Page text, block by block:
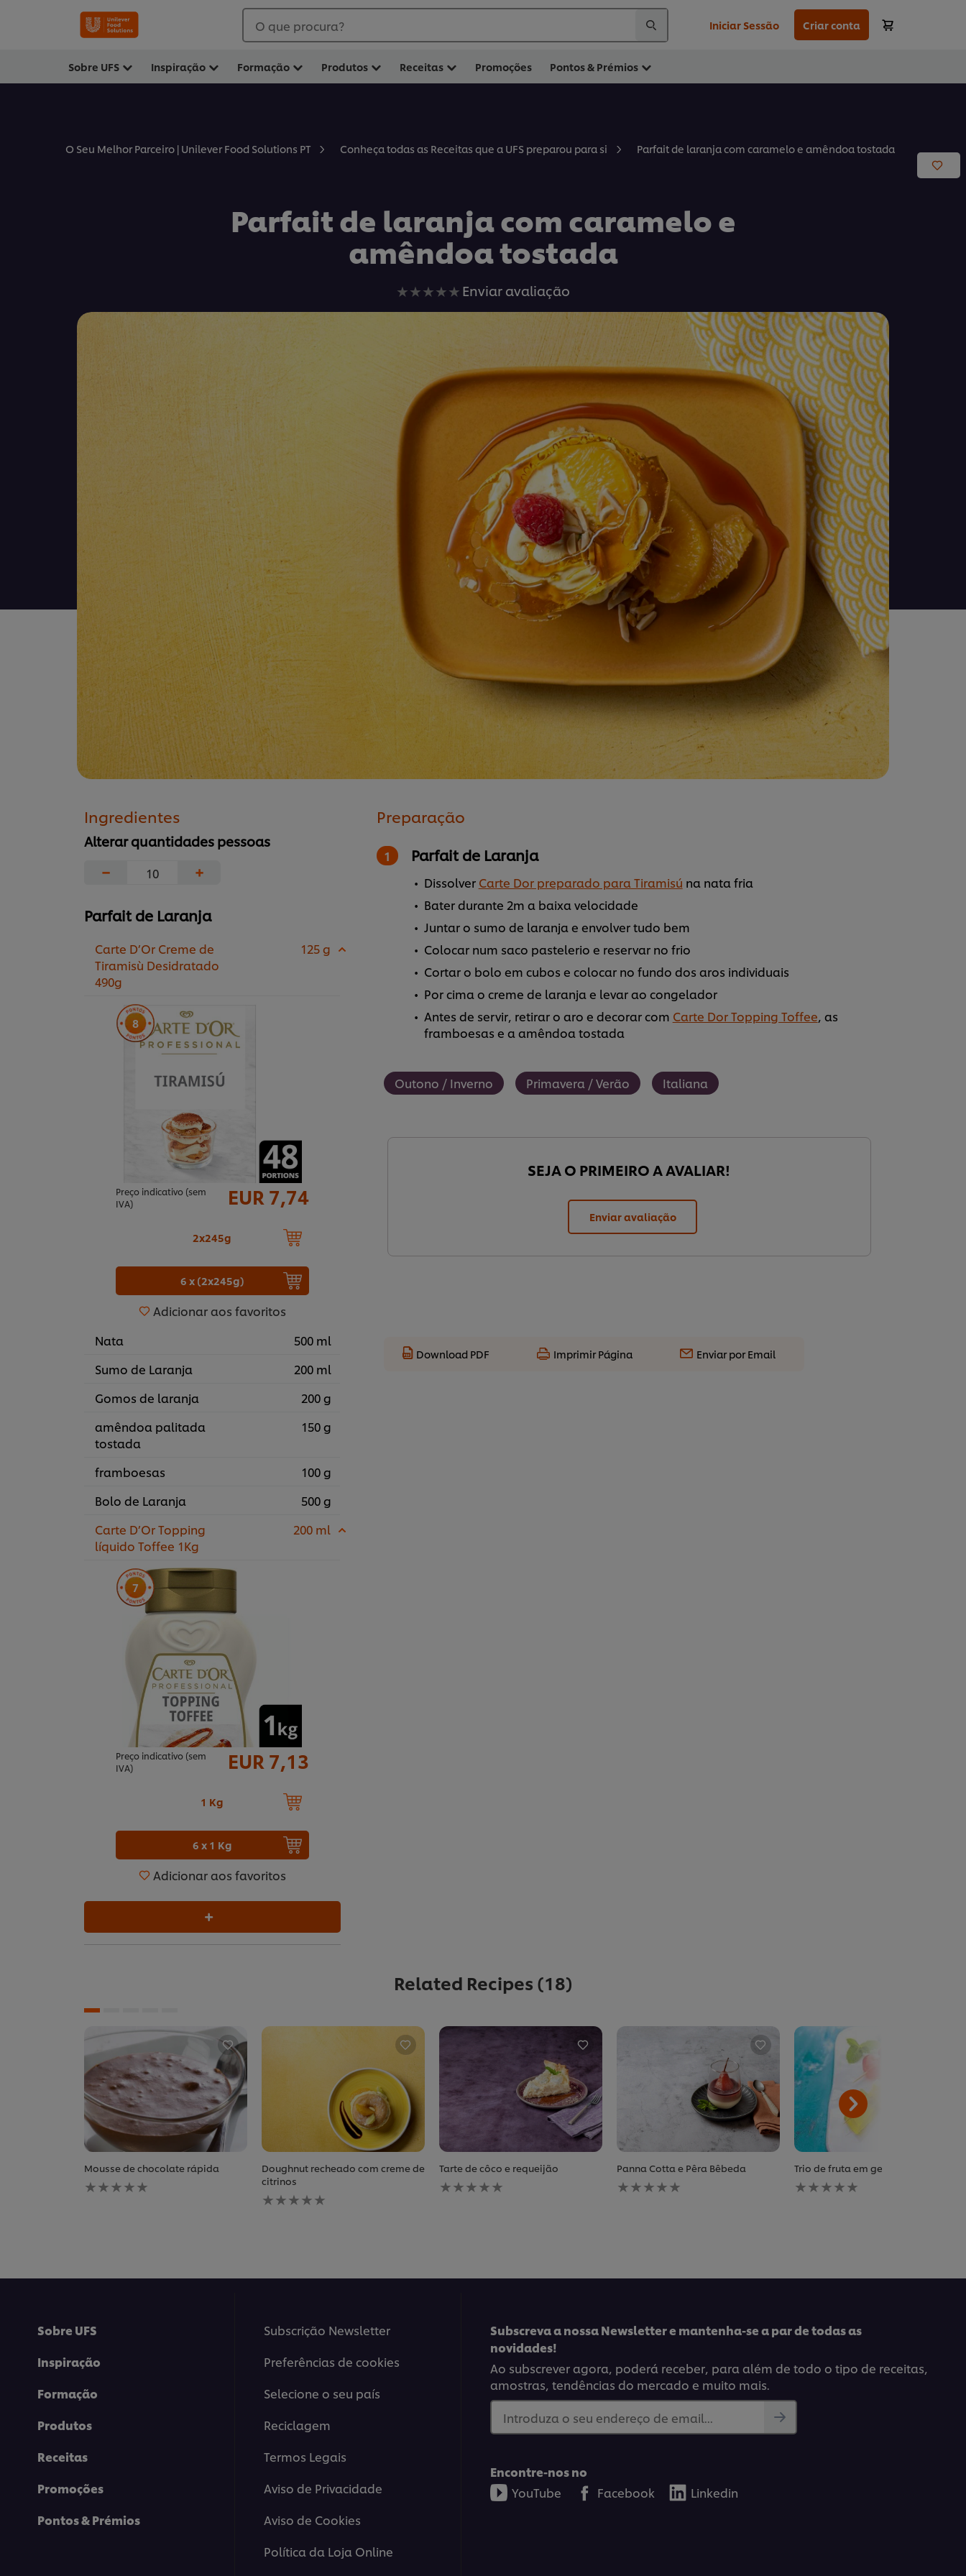
O que procura? Iniciar Sessão Criar conta
Sobre UFS Inspiração Formação Produtos Receitas Promoções Pontos & Prémios
O Seu Melhor Parceiro | Unilever Food Solutions PT Conheça todas as Receitas que a UFS preparou para si Parfait de laranja com caramelo e amêndoa tostada
Parfait de laranja com caramelo e
amêndoa tostada
Nenhuma
avaliação
enviada
para
este
recipe
Enviar avaliação
Ingredientes
Alterar quantidades pessoas
− +
Parfait de Laranja
Carte D’Or Creme de
Tiramisù Desidratado
490g
125 g
8
Preço indicativo (sem
IVA)
EUR 7,74
2x245g
6 x (2x245g)
Adicionar aos favoritos
Nata
500 ml
Sumo de Laranja
200 ml
Gomos de laranja
200 g
amêndoa palitada
tostada
150 g
framboesas
100 g
Bolo de Laranja
500 g
Carte D’Or Topping
líquido Toffee 1Kg
200 ml
7
Preço indicativo (sem
IVA)
EUR 7,13
1 Kg
6 x 1 Kg
Adicionar aos favoritos
Preparação
Parfait de Laranja
Dissolver Carte Dor preparado para Tiramisú na nata fria
Bater durante 2m a baixa velocidade
Juntar o sumo de laranja e envolver tudo bem
Colocar num saco pastelerio e reservar no frio
Cortar o bolo em cubos e colocar no fundo dos aros individuais
Por cima o creme de laranja e levar ao congelador
Antes de servir, retirar o aro e decorar com Carte Dor Topping Toffee, as
framboesas e a amêndoa tostada
Outono / Inverno Primavera / Verão Italiana
SEJA O PRIMEIRO A AVALIAR!
Enviar avaliação
Download PDF Imprimir Página Enviar por Email
Related Recipes (18)
Mousse de chocolate rápida
Nenhuma
avaliação
Doughnut recheado com creme de
citrinos
Nenhuma
avaliação
Tarte de côco e requeijão
Nenhuma
avaliação
Panna Cotta e Pêra Bêbeda
Nenhuma
avaliação
Trio de fruta em gelatina
Nenhuma
avaliação
Sobre UFS
Inspiração
Formação
Produtos
Receitas
Promoções
Pontos & Prémios
Subscrição Newsletter
Preferências de cookies
Selecione o seu país
Reciclagem
Termos Legais
Aviso de Privacidade
Aviso de Cookies
Política da Loja Online
Subscreva a nossa Newsletter e mantenha-se a par de todas as
novidades!
Ao subscrever agora, poderá receber, para além de todo o tipo de receitas,
amostras, tendências do mercado e muito mais.
Introduza o seu endereço de email...
Encontre-nos no
YouTube
Facebook Linkedin